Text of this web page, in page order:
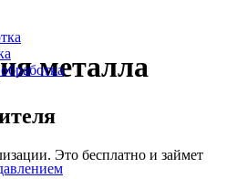
металла
Это бесплатно и займет